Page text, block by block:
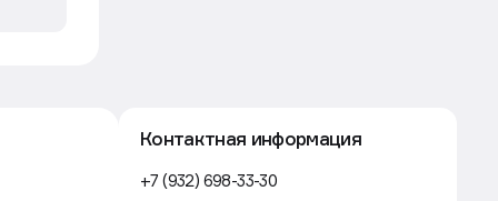
Контактная информация
+7 (932) 698-33-30